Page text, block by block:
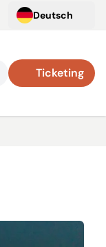
Deutsch
Ticketing